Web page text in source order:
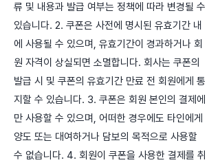
류 및 내용과 발급 여부는 정책에 따라 변경될 수
있습니다. 2. 쿠폰은 사전에 명시된 유효기간 내
에 사용될 수 있으며, 유효기간이 경과하거나 회
원 자격이 상실되면 소멸합니다. 회사는 쿠폰의
발급 시 및 쿠폰의 유효기간 만료 전 회원에게 통
지할 수 있습니다. 3. 쿠폰은 회원 본인의 결제에
만 사용할 수 있으며, 어떠한 경우에도 타인에게
양도 또는 대여하거나 담보의 목적으로 사용할
수 없습니다. 4. 회원이 쿠폰을 사용한 결제를 취